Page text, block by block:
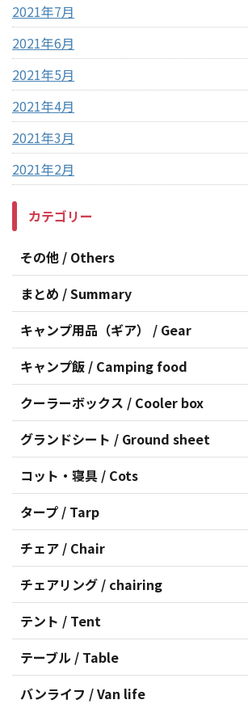
2021年7月
2021年6月
2021年5月
2021年4月
2021年3月
2021年2月
カテゴリー
その他 / Others
まとめ / Summary
キャンプ用品（ギア） / Gear
キャンプ飯 / Camping food
クーラーボックス / Cooler box
グランドシート / Ground sheet
コット・寝具 / Cots
タープ / Tarp
チェア / Chair
チェアリング / chairing
テント / Tent
テーブル / Table
バンライフ / Van life